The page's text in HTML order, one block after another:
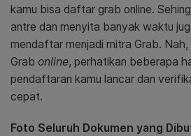
kamu bisa daftar grab online.
antre dan menyita banyak waktu
mendaftar menjadi mitra Grab.
Grab online, perhatikan beberapa
pendaftaran kamu lancar dan
cepat.
Foto Seluruh Dokumen yang